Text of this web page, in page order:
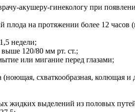
акушеру-гинекологу при
на протяжении более 12 часов
недели;
120/80 мм рт. ст.;
или мигание перед глазами;
схваткообразная, колющая и
выделений из половых